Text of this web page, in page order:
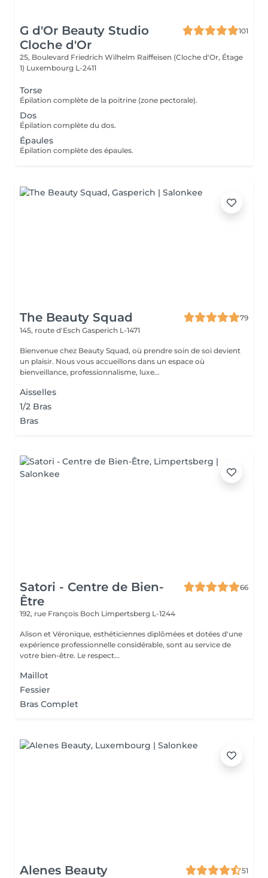
G d'Or Beauty Studio
Cloche d'Or
101
25, Boulevard Friedrich Wilhelm Raiffeisen (Cloche d'Or, Étage
1) Luxembourg L-2411
Torse
Épilation complète de la poitrine (zone pectorale).
Dos
Épilation complète du dos.
Épaules
Épilation complète des épaules.
The Beauty Squad
79
145, route d'Esch Gasperich L-1471
Bienvenue chez Beauty Squad, où prendre soin de soi devient
un plaisir. Nous vous accueillons dans un espace où
bienveillance, professionnalisme, luxe...
Aisselles
1/2 Bras
Bras
Satori - Centre de Bien-
Être
66
192, rue François Boch Limpertsberg L-1244
Alison et Véronique, esthéticiennes diplômées et dotées d'une
expérience professionnelle considérable, sont au service de
votre bien-être. Le respect...
Maillot
Fessier
Bras Complet
Alenes Beauty
51